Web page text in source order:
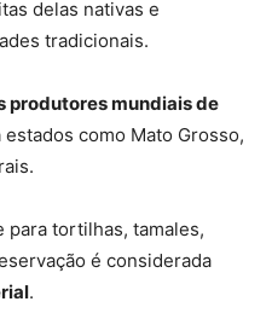
delas nativas e
tradicionais.
produtores mundiais de
como Mato Grosso,
para tortilhas, tamales,
é considerada
.